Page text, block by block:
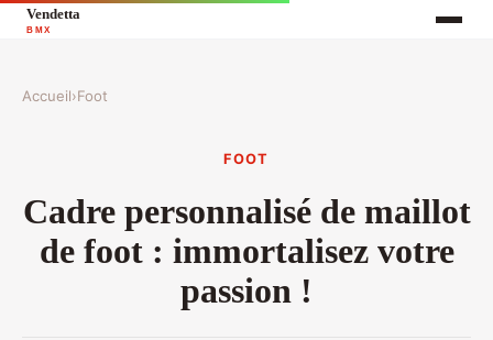
Accueil›Foot
FOOT
Cadre personnalisé de maillot
de foot : immortalisez votre
passion !